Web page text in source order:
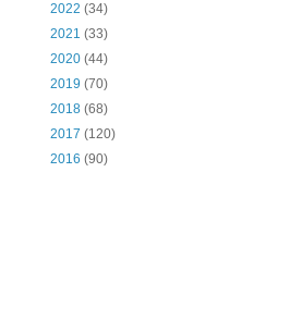
2022 (34)
2021 (33)
2020 (44)
2019 (70)
2018 (68)
2017 (120)
2016 (90)